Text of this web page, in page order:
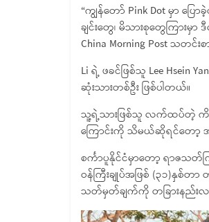
“ကျွန်တော် Pink Dot မှာ ပ
ချင်းတွေ၊ မိသားစုတွေကြား
China Morning Post သတင်
Li ရဲ့ ဖခင်ဖြစ်သူ Lee Hsein
ဆုံးသားတစ်ဦး ဖြစ်ပါတယ်။
သူ့ရဲ့သားဖြစ်သူ လက်ထပ်တဲ့ ကိစ္စ
ကြောင်းကို သိမယ်ဆိုရင်တေ
စင်္ကာပူနိုင်ငံမှာတော့ ရာဇသတ်
ဝန်ကြီးချုပ်အဖြစ် (၃၁)နှစ်တ
သတ်မှတ်ချက်ကို တခြားနည်းလ